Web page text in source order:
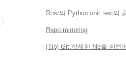
Rust와 Python unit test의
Repo mirroring
[Tip] Git:삭제한 file들 한번